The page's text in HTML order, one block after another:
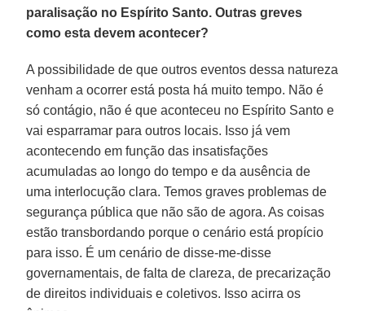
paralisação no Espírito Santo. Outras greves
como esta devem acontecer?
A possibilidade de que outros eventos dessa natureza
venham a ocorrer está posta há muito tempo. Não é
só contágio, não é que aconteceu no Espírito Santo e
vai esparramar para outros locais. Isso já vem
acontecendo em função das insatisfações
acumuladas ao longo do tempo e da ausência de
uma interlocução clara. Temos graves problemas de
segurança pública que não são de agora. As coisas
estão transbordando porque o cenário está propício
para isso. É um cenário de disse-me-disse
governamentais, de falta de clareza, de precarização
de direitos individuais e coletivos. Isso acirra os